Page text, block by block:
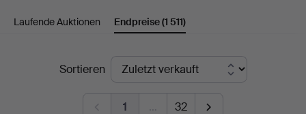
Thelin
Johansson
Laufende Auktionen Endpreise(1 511)
EndpreiseSortieren
1 … 32